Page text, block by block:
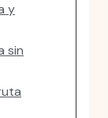
y
sin